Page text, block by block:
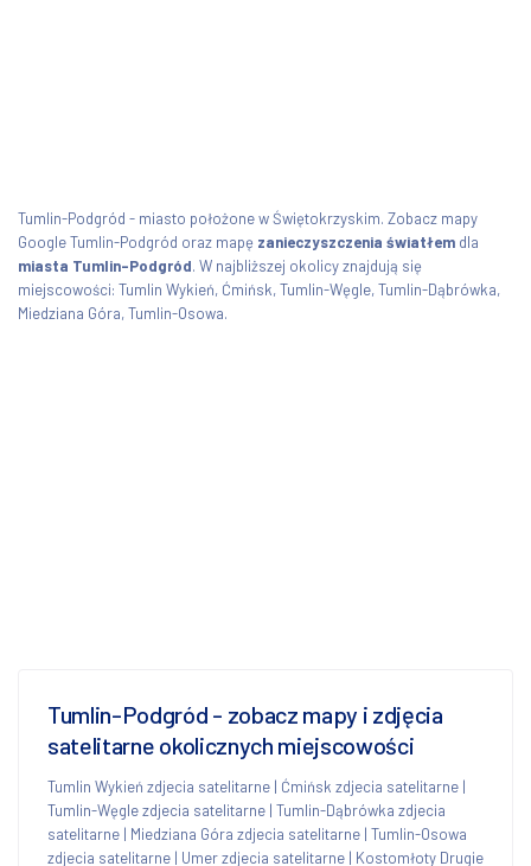
Tumlin-Podgród - miasto położone w Świętokrzyskim. Zobacz mapy
Google Tumlin-Podgród oraz mapę zanieczyszczenia światłem dla
miasta Tumlin-Podgród. W najbliższej okolicy znajdują się
miejscowości: Tumlin Wykień, Ćmińsk, Tumlin-Węgle, Tumlin-Dąbrówka,
Miedziana Góra, Tumlin-Osowa.
Tumlin-Podgród - zobacz mapy i zdjęcia
satelitarne okolicznych miejscowości
Tumlin Wykień zdjecia satelitarne | Ćmińsk zdjecia satelitarne |
Tumlin-Węgle zdjecia satelitarne | Tumlin-Dąbrówka zdjecia
satelitarne | Miedziana Góra zdjecia satelitarne | Tumlin-Osowa
zdjecia satelitarne | Umer zdjecia satelitarne | Kostomłoty Drugie